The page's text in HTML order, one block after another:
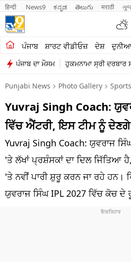
हिन्दी News9 ಕನ್ನಡ తెలుగు मराठी
ਪੰਜਾਬ ਸ਼ਾਰਟ ਵੀਡੀਓਜ਼ ਦੇਸ਼ ਦੁਨੀਆ
ਪੰਜਾਬ ਦਾ ਮੌਸਮ ਹੁਕਮਨਾਮਾ ਸ੍ਰੀ ਦਰਬਾਰ
ਖੇਤੀਬਾੜੀ
ਸ਼ਾਰਟ ਵੀਡੀਓਜ਼
ਕਾਰੋਬਾਰ
ਕਰਿਅਰ
ਦੇਸ਼
ਲਾਈਫ ਸਟਾਈਲ
ਪੰਜਾਬ
Punjabi News Photo Gallery
Yuvraj Singh Coach:
ਵਿੱਚ ਐਂਟਰੀ, ਇਸ ਟੀਮ ਨੂੰ
Yuvraj Singh Coach: ਯੁਵਰਾਜ
'ਤੇ ਲੱਖਾਂ ਪ੍ਰਸ਼ੰਸਕਾਂ ਦਾ ਦਿਲ ਜਿੱਤਿਆ
'ਤੇ ਨਵੀਂ ਪਾਰੀ ਸ਼ੁਰੂ ਕਰਨ ਜਾ ਰਹੇ ਹਨ।
ਯੁਵਰਾਜ ਸਿੰਘ IPL 2027 ਵਿੱਚ ਕੋਚ ਦੇ